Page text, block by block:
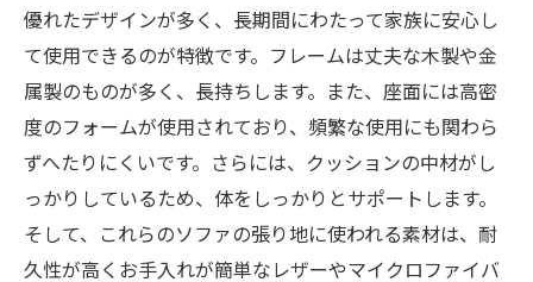
優れたデザインが多く、長期間にわたって家族に安心し
て使用できるのが特徴です。フレームは丈夫な木製や金
属製のものが多く、長持ちします。また、座面には高密
度のフォームが使用されており、頻繁な使用にも関わら
ずへたりにくいです。さらには、クッションの中材がし
っかりしているため、体をしっかりとサポートします。
そして、これらのソファの張り地に使われる素材は、耐
久性が高くお手入れが簡単なレザーやマイクロファイバ